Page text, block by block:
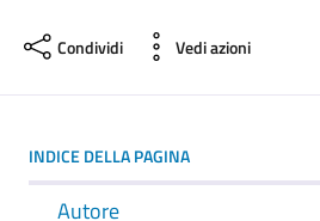
Condividi Vedi azioni
INDICE DELLA PAGINA
Autore